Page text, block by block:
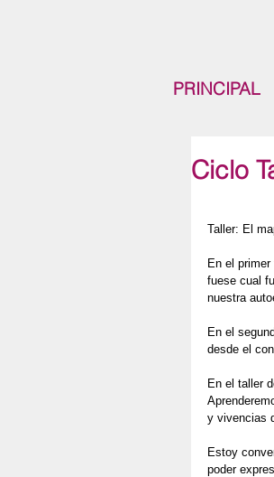
PRINCIPAL
Ciclo
Taller: El
En el
fuese cual
nuestra
En el
desde el
En el taller
y vivencias
Estoy
poder